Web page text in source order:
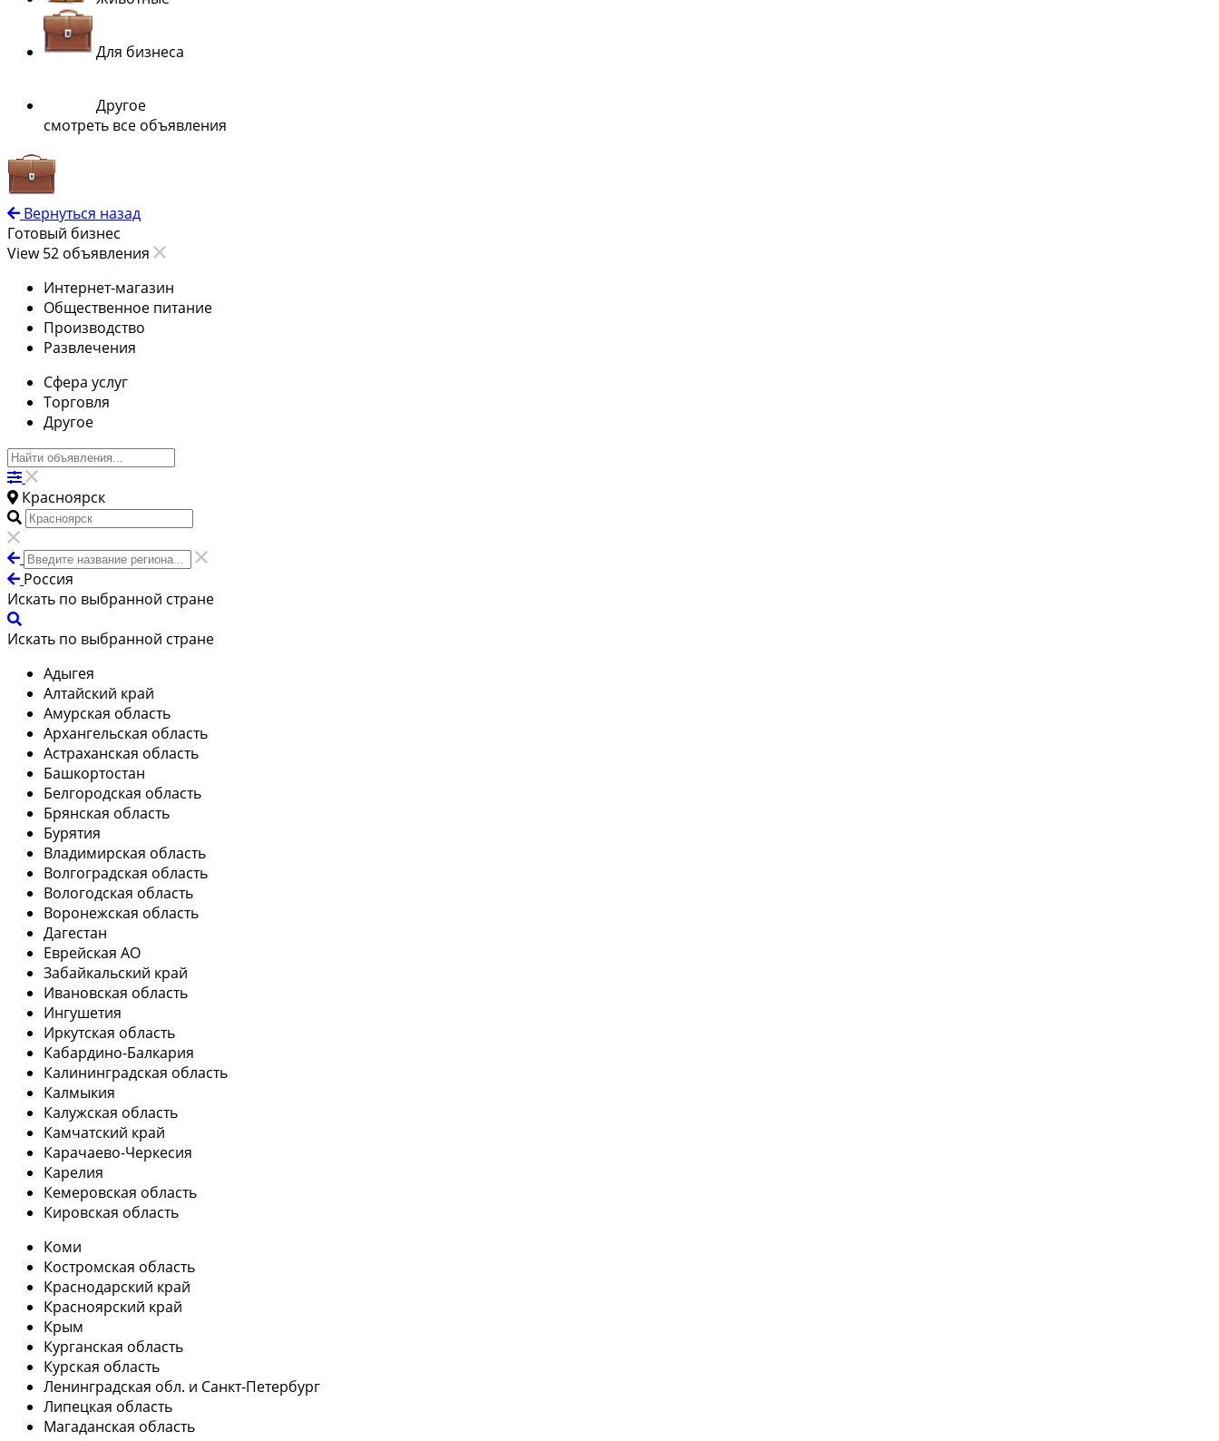
Для бизнеса
Другое
смотреть все объявления
Вернуться назад
Готовый бизнес
View 52 объявления
Интернет-магазин
Общественное питание
Производство
Развлечения
Сфера услуг
Торговля
Другое
Красноярск
Россия
Искать по выбранной стране
Искать по выбранной стране
Адыгея
Алтайский край
Амурская область
Архангельская область
Астраханская область
Башкортостан
Белгородская область
Брянская область
Бурятия
Владимирская область
Волгоградская область
Вологодская область
Воронежская область
Дагестан
Еврейская АО
Забайкальский край
Ивановская область
Ингушетия
Иркутская область
Кабардино-Балкария
Калининградская область
Калмыкия
Калужская область
Камчатский край
Карачаево-Черкесия
Карелия
Кемеровская область
Кировская область
Коми
Костромская область
Краснодарский край
Красноярский край
Крым
Курганская область
Курская область
Ленинградская обл. и Санкт-Петербург
Липецкая область
Магаданская область